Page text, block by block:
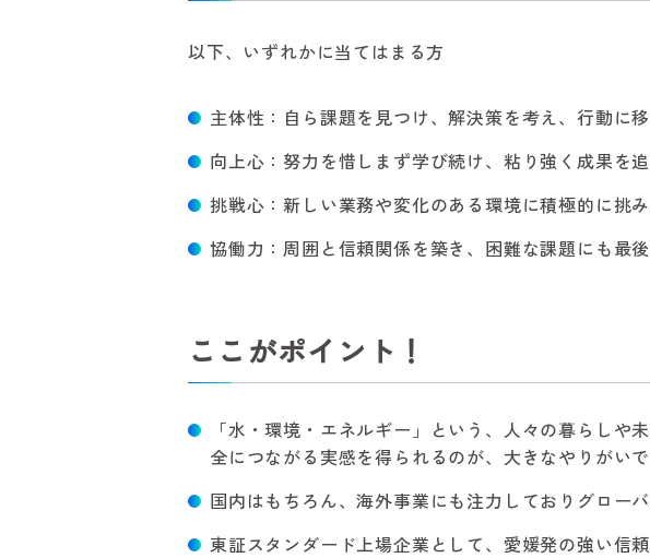
以下、いずれかに当てはまる方
主体性：自ら課題を見つけ、解決策を考え、行動に
向上心：努力を惜しまず学び続け、粘り強く成果を
挑戦心：新しい業務や変化のある環境に積極的に挑
協働力：周囲と信頼関係を築き、困難な課題にも最
ここがポイント！
「水・環境・エネルギー」という、人々の暮らし
全につながる実感を得られるのが、大きなやりがいで
国内はもちろん、海外事業にも注力しておりグロー
東証スタンダード上場企業として、愛媛発の強い信